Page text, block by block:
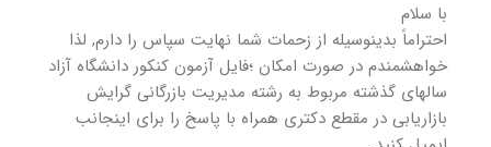
با سلام
احتراماً بدینوسیله از زحمات شما نهایت سپاس را دارم, لذا
خواهشمندم در صورت امکان ؛فایل آزمون کنکور دانشگاه آزاد
سالهای گذشته مربوط به رشته مدیریت بازرگانی گرایش
بازاریابی در مقطع دکتری همراه با پاسخ را برای اینجانب